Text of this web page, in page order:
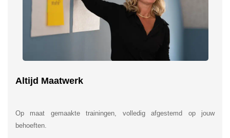
Altijd Maatwerk
Op maat gemaakte trainingen, volledig afgestemd op jouw
behoeften.